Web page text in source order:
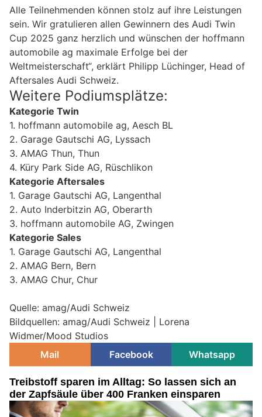
Alle Teilnehmenden können stolz auf ihre Leistungen
sein. Wir gratulieren allen Gewinnern des Audi Twin
Cup 2025 ganz herzlich und wünschen der hoffmann
automobile ag maximale Erfolge bei der
Weltmeisterschaft“, erklärt Philipp Lüchinger, Head of
Aftersales Audi Schweiz.
Weitere Podiumsplätze:
Kategorie Twin
1. hoffmann automobile ag, Aesch BL
2. Garage Gautschi AG, Lyssach
3. AMAG Thun, Thun
4. Küry Park Side AG, Rüschlikon
Kategorie Aftersales
1. Garage Gautschi AG, Langenthal
2. Auto Inderbitzin AG, Oberarth
3. hoffmann automobile AG, Zwingen
Kategorie Sales
1. Garage Gautschi AG, Langenthal
2. AMAG Bern, Bern
3. AMAG Chur, Chur
Quelle: amag/Audi Schweiz
Bildquellen: amag/Audi Schweiz | Lorena
Widmer/Mood Studios
Mail
Facebook Whatsapp
Treibstoff sparen im Alltag: So lassen sich an
der Zapfsäule über 400 Franken einsparen